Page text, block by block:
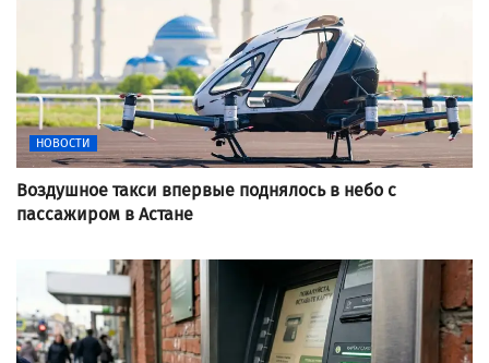
НОВОСТИ
Воздушное такси впервые поднялось в небо с
пассажиром в Астане